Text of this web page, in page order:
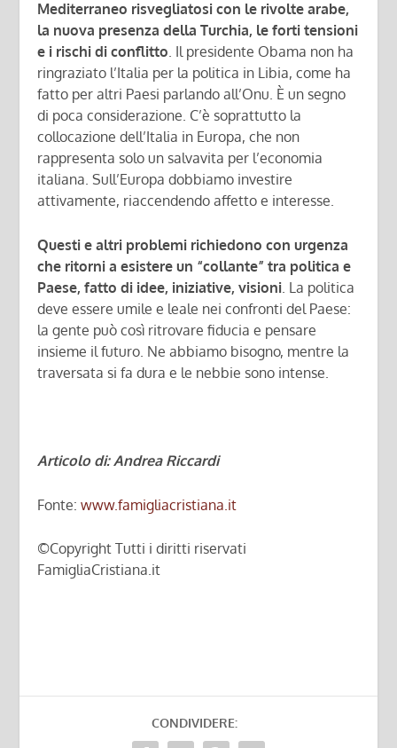
Mediterraneo risvegliatosi con le rivolte arabe,
la nuova presenza della Turchia, le forti tensioni
e i rischi di conflitto. Il presidente Obama non ha
ringraziato l’Italia per la politica in Libia, come ha
fatto per altri Paesi parlando all’Onu. È un segno
di poca considerazione. C’è soprattutto la
collocazione dell’Italia in Europa, che non
rappresenta solo un salvavita per l’economia
italiana. Sull’Europa dobbiamo investire
attivamente, riaccendendo affetto e interesse.
Questi e altri problemi richiedono con urgenza
che ritorni a esistere un “collante” tra politica e
Paese, fatto di idee, iniziative, visioni . La politica
deve essere umile e leale nei confronti del Paese:
la gente può così ritrovare fiducia e pensare
insieme il futuro. Ne abbiamo bisogno, mentre la
traversata si fa dura e le nebbie sono intense.
Articolo di: Andrea Riccardi
Fonte:www.famigliacristiana.it
©Copyright Tutti i diritti riservati
FamigliaCristiana.it
CONDIVIDERE: